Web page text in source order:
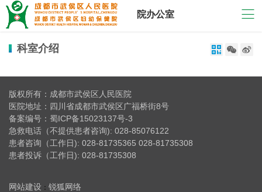
院办公室
科室介绍   
版权所有：成都市武侯区人民医院
医院地址：四川省成都市武侯区广福桥街8号
备案编号： 蜀ICP备15023137号-3
急救电话（不提供患者咨询): 028-85076122
患者咨询（工作日): 028-81735365 028-81735308
患者投诉（工作日): 028-81735308
网站建设 ： 锐狐网络